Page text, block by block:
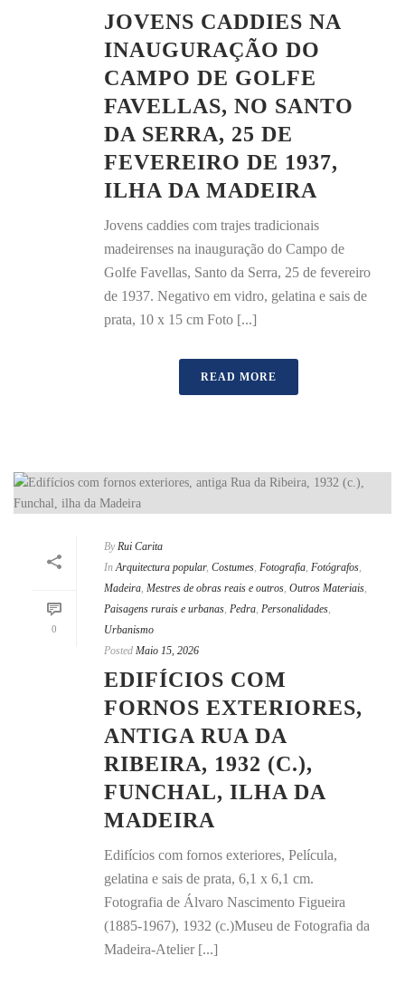
JOVENS CADDIES NA
INAUGURAÇÃO DO
CAMPO DE GOLFE
FAVELLAS, NO SANTO
DA SERRA, 25 DE
FEVEREIRO DE 1937,
ILHA DA MADEIRA
Jovens caddies com trajes tradicionais
madeirenses na inauguração do Campo de
Golfe Favellas, Santo da Serra, 25 de fevereiro
de 1937. Negativo em vidro, gelatina e sais de
prata, 10 x 15 cm Foto [...]
READ MORE
0
By Rui Carita
In Arquitectura popular, Costumes, Fotografia, Fotógrafos,
Madeira, Mestres de obras reais e outros, Outros Materiais,
Paisagens rurais e urbanas, Pedra, Personalidades,
Urbanismo
Posted Maio 15, 2026
EDIFÍCIOS COM
FORNOS EXTERIORES,
ANTIGA RUA DA
RIBEIRA, 1932 (C.),
FUNCHAL, ILHA DA
MADEIRA
Edifícios com fornos exteriores, Película,
gelatina e sais de prata, 6,1 x 6,1 cm.
Fotografia de Álvaro Nascimento Figueira
(1885-1967), 1932 (c.)Museu de Fotografia da
Madeira-Atelier [...]